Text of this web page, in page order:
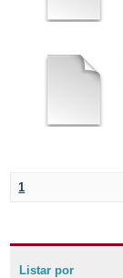
1
Listar por